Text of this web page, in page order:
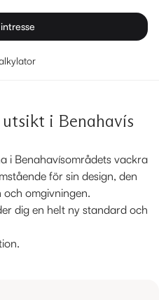
i Benahavís
i Benahavísområdets vackra
för sin design, den
omgivningen.
dig en helt ny standard och